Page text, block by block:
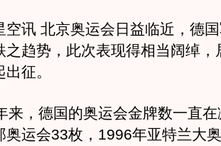
北京奥运会日益临近，德国
之趋势，此次表现得相当阔绰，
征。
，德国的奥运会金牌数一直在
奥运会33枚，1996年亚特兰大